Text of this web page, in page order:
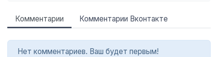
Комментарии Комментарии Вконтакте
Нет комментариев. Ваш будет первым!